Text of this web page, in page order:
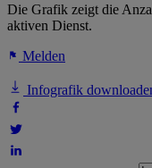
Die Grafik zeigt die
aktiven Dienst.
Melden
Infografik